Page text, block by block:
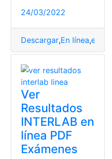
moldes yeso,PDF,pdf libro,
24/03/2022
Descargar,En línea,
Ver
Resultados
INTERLAB en
línea PDF
Exámenes